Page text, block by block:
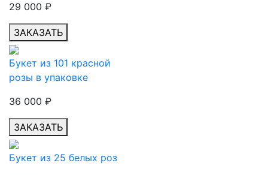
29 000 ₽
ЗАКАЗАТЬ
Букет из 101 красной
розы в упаковке
36 000 ₽
ЗАКАЗАТЬ
Букет из 25 белых роз